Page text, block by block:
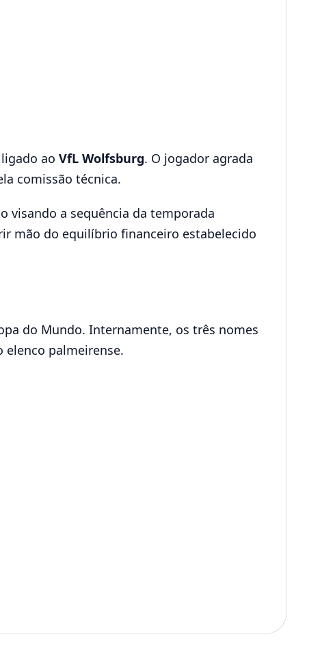
ao VfL Wolfsburg. O jogador agrada
comissão técnica.
visando a sequência da temporada
mão do equilíbrio financeiro estabelecido
do Mundo. Internamente, os três nomes
palmeirense.